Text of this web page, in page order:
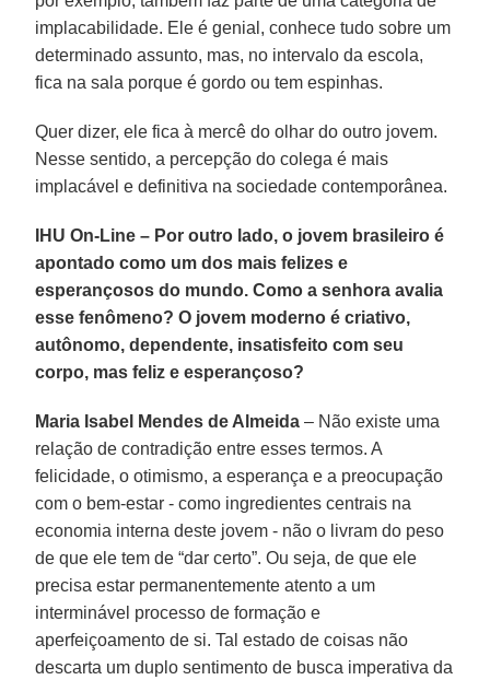
implacabilidade. Ele é genial, conhece tudo sobre um
determinado assunto, mas, no intervalo da escola,
fica na sala porque é gordo ou tem espinhas.
Quer dizer, ele fica à mercê do olhar do outro jovem.
Nesse sentido, a percepção do colega é mais
implacável e definitiva na sociedade contemporânea.
IHU On-Line – Por outro lado, o jovem brasileiro é
apontado como um dos mais felizes e
esperançosos do mundo. Como a senhora avalia
esse fenômeno? O jovem moderno é criativo,
autônomo, dependente, insatisfeito com seu
corpo, mas feliz e esperançoso?
Maria Isabel Mendes de Almeida – Não existe uma
relação de contradição entre esses termos. A
felicidade, o otimismo, a esperança e a preocupação
com o bem-estar - como ingredientes centrais na
economia interna deste jovem - não o livram do peso
de que ele tem de “dar certo”. Ou seja, de que ele
precisa estar permanentemente atento a um
interminável processo de formação e
aperfeiçoamento de si. Tal estado de coisas não
descarta um duplo sentimento de busca imperativa da